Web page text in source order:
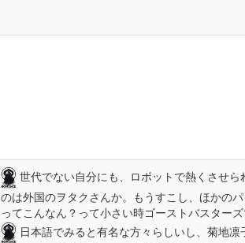
世代でない自分にも、ロボットで熱くさせ
のは外国のヲタクさんか。もうすこし、ほかの
ってこんなん？って小さい時ゴーストバスター
日本語でみると有名な方々らしいし、菊地